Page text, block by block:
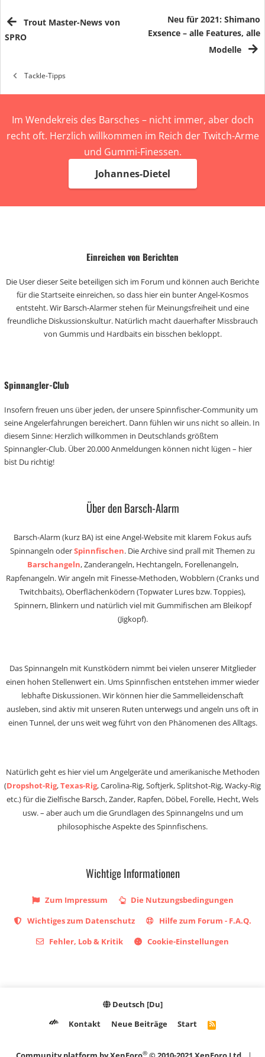
Trout Master-News von
SPRO
Neu für 2021: Shimano
Exsence – alle Features, alle
Modelle
Tackle-Tipps
Im Wendekreis des Barsches – nicht immer, aber doch
recht oft. Herzlich willkommen im Reich der Twitch-Arme
und Gummi-Finessen.
Johannes-Dietel
Einreichen von Berichten
Die User dieser Seite beteiligen sich im Forum und können auch Berichte
für die Startseite einreichen, so dass hier ein bunter Angel-Kosmos
entsteht. Wir Barsch-Alarmer stehen für Meinungsfreiheit und eine
freundliche Diskussionskultur. Natürlich macht dauerhafter Missbrauch
von Gummis und Hardbaits ein bisschen bekloppt.
Spinnangler-Club
Insofern freuen uns über jeden, der unsere Spinnfischer-Community um
seine Angelerfahrungen bereichert. Dann fühlen wir uns nicht so allein. In
diesem Sinne: Herzlich willkommen in Deutschlands größtem
Spinnangler-Club. Über 20.000 Anmeldungen können nicht lügen – hier
bist Du richtig!
Über den Barsch-Alarm
Barsch-Alarm (kurz BA) ist eine Angel-Website mit klarem Fokus aufs
Spinnangeln oderSpinnfischen. Die Archive sind prall mit Themen zu
Barschangeln, Zanderangeln, Hechtangeln, Forellenangeln,
Rapfenangeln. Wir angeln mit Finesse-Methoden, Wobblern (Cranks und
Twitchbaits), Oberflächenködern (Topwater Lures bzw. Toppies),
Spinnern, Blinkern und natürlich viel mit Gummifischen am Bleikopf
(Jigkopf).
Das Spinnangeln mit Kunstködern nimmt bei vielen unserer Mitglieder
einen hohen Stellenwert ein. Ums Spinnfischen entstehen immer wieder
lebhafte Diskussionen. Wir können hier die Sammelleidenschaft
ausleben, sind aktiv mit unseren Ruten unterwegs und angeln uns oft in
einen Tunnel, der uns weit weg führt von den Phänomenen des Alltags.
Natürlich geht es hier viel um Angelgeräte und amerikanische Methoden
(Dropshot-Rig,Texas-Rig, Carolina-Rig, Softjerk, Splitshot-Rig, Wacky-Rig
etc.) für die Zielfische Barsch, Zander, Rapfen, Döbel, Forelle, Hecht, Wels
usw. – aber auch um die Grundlagen des Spinnangelns und um
philosophische Aspekte des Spinnfischens.
Wichtige Informationen
Zum Impressum
Die Nutzungsbedingungen
Wichtiges zum Datenschutz
Hilfe zum Forum - F.A.Q.
Fehler, Lob & Kritik
Cookie-Einstellungen
Deutsch [Du]
Kontakt
Neue Beiträge Start
R
®